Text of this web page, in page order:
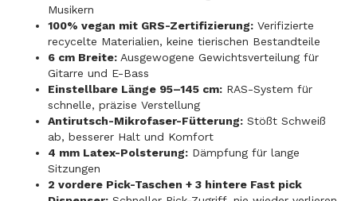
Musikern
100% vegan mit GRS-Zertifizierung: Verifizierte
recycelte Materialien, keine tierischen Bestandteile
6 cm Breite: Ausgewogene Gewichtsverteilung für
Gitarre und E-Bass
Einstellbare Länge 95–145 cm: RAS-System für
schnelle, präzise Verstellung
Antirutsch-Mikrofaser-Fütterung: Stößt Schweiß
ab, besserer Halt und Komfort
4 mm Latex-Polsterung: Dämpfung für lange
Sitzungen
2 vordere Pick-Taschen + 3 hintere Fast pick